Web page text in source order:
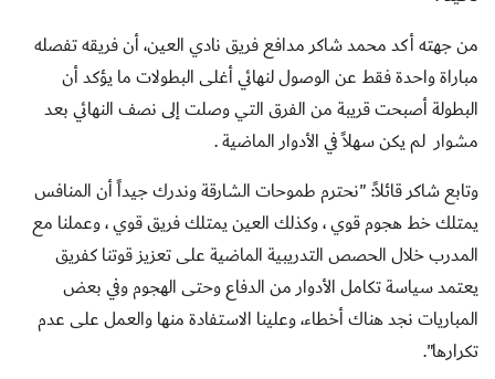
من جهته أكد محمد شاكر مدافع فريق نادي العين، أن فريقه تفصله
مباراة واحدة فقط عن الوصول لنهائي أغلى البطولات ما يؤكد أن
البطولة أصبحت قريبة من الفرق التي وصلت إلى نصف النهائي بعد
مشوار لم يكن سهلاً في الأدوار الماضية .
وتابع شاكر قائلاً: "نحترم طموحات الشارقة وندرك جيداً أن المنافس
يمتلك خط هجوم قوي ، وكذلك العين يمتلك فريق قوي ، وعملنا مع
المدرب خلال الحصص التدريبية الماضية على تعزيز قوتنا كفريق
يعتمد سياسة تكامل الأدوار من الدفاع وحتى الهجوم وفي بعض
المباريات نجد هناك أخطاء، وعلينا الاستفادة منها والعمل على عدم
تكرارها".